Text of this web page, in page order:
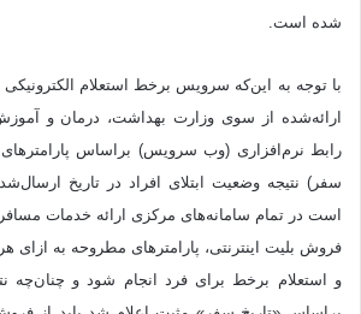
شده است.
ارائه‌شده از سوی وزارت بهداشت، درمان و
رابط نرم‌افزاری (وب سرویس) براساس
سفر) نتیجه وضعیت ابتلای افراد در تاریخ
است در تمام سامانه‌های مرکزی ارائه خدمات
فروش بلیت اینترنتی، پارامترهای مطروحه به
و استعلام برخط برای فرد انجام شود و چنان‌چه